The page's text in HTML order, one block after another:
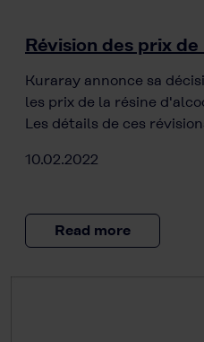
Révision des prix de
Kuraray annonce sa
les prix de la résine
Les détails de ces
10.02.2022
Read more